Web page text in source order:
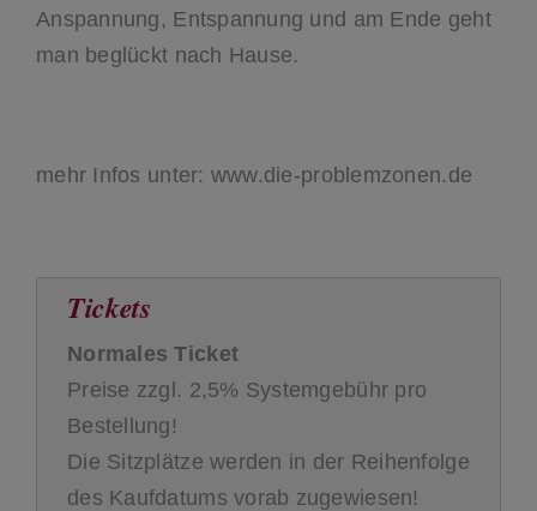
Anspannung, Entspannung und am Ende geht
man beglückt nach Hause.
mehr Infos unter: www.die-problemzonen.de
Tickets
Normales Ticket
Preise zzgl. 2,5% Systemgebühr pro
Bestellung!
Die Sitzplätze werden in der Reihenfolge
des Kaufdatums vorab zugewiesen!